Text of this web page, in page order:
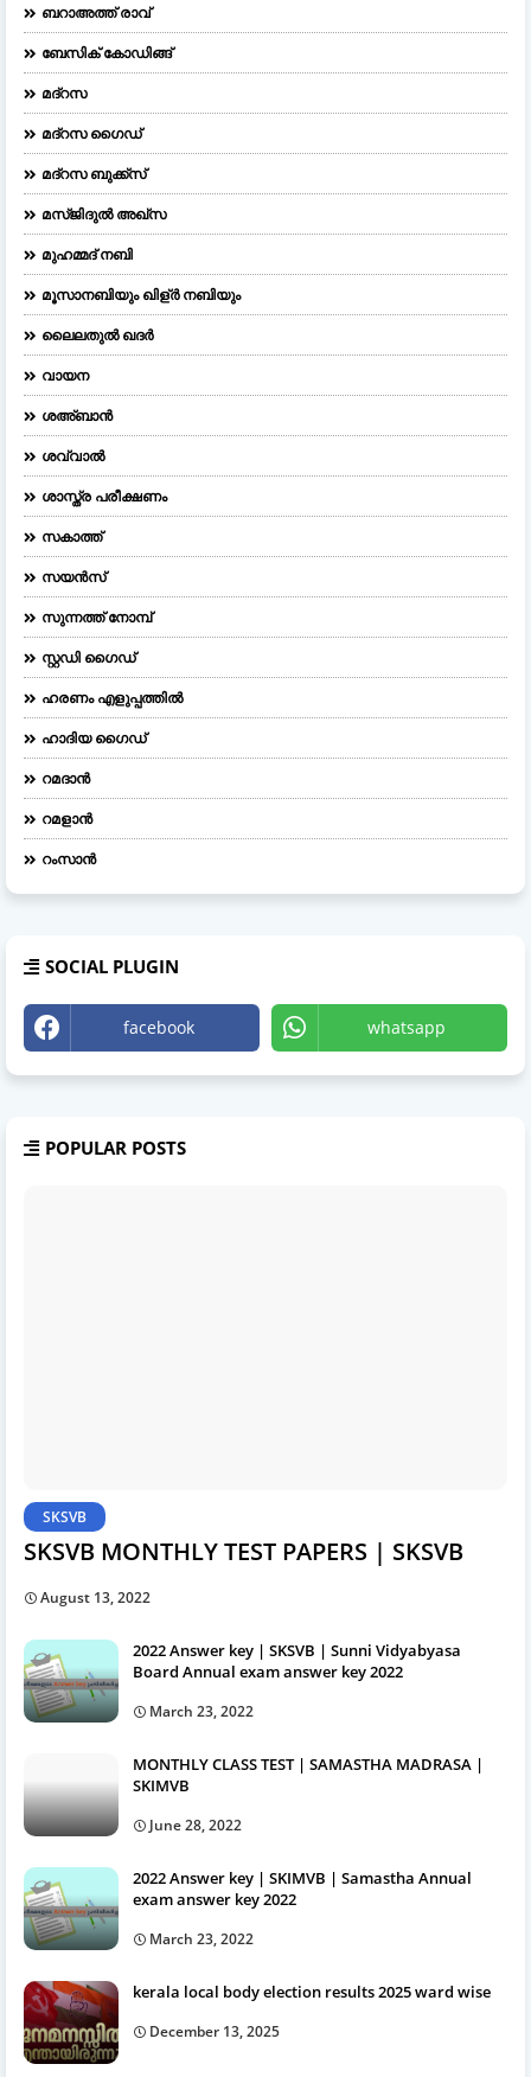
ബറാഅത്ത് രാവ്
ബേസിക് കോഡിങ്ങ്
മദ്റസ
മദ്‌റസ ഗൈഡ്
മദ്റസ ബുക്ക്സ്
മസ്ജിദുല്‍ അഖ്‌സ
മുഹമ്മദ് നബി
മൂസാനബിയും ഖിള്ർ നബിയും
ലൈലതുല്‍ ഖദര്‍
വായന
ശഅ്ബാൻ
ശവ്വാൽ
ശാസ്ത്ര പരീക്ഷണം
സകാത്ത്
സയൻസ്
സുന്നത്ത് നോമ്പ്
സ്റ്റഡി ഗൈഡ്
ഹരണം എളുപ്പത്തിൽ
ഹാദിയ ഗൈഡ്
റമദാൻ
റമളാൻ
റംസാൻ
SOCIAL PLUGIN
facebook whatsapp
POPULAR POSTS
SKSVB
SKSVB MONTHLY TEST PAPERS | SKSVB
August 13, 2022
2022 Answer key | SKSVB | Sunni Vidyabyasa
Board Annual exam answer key 2022
March 23, 2022
MONTHLY CLASS TEST | SAMASTHA MADRASA |
SKIMVB
June 28, 2022
2022 Answer key | SKIMVB | Samastha Annual
exam answer key 2022
March 23, 2022
kerala local body election results 2025 ward wise
December 13, 2025